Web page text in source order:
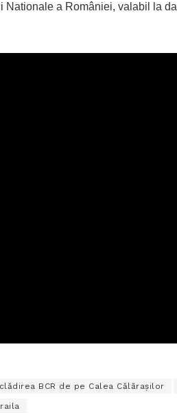
a României, valabil la
BCR de pe Calea Călărașilor